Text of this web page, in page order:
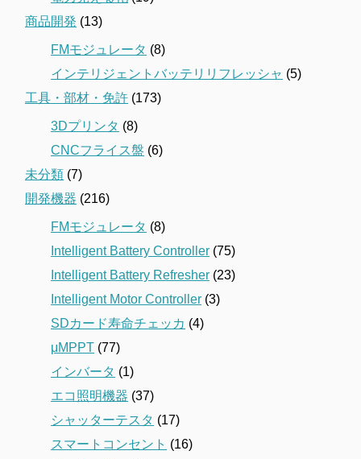
商品開発 (13)
FMモジュレータ (8)
インテリジェントバッテリリフレッシャ (5)
工具・部材・免許 (173)
3Dプリンタ (8)
CNCフライス盤 (6)
未分類 (7)
開発機器 (216)
FMモジュレータ (8)
Intelligent Battery Controller (75)
Intelligent Battery Refresher (23)
Intelligent Motor Controller (3)
SDカード寿命チェッカ (4)
μMPPT (77)
インバータ (1)
エコ照明機器 (37)
シャッターテスタ (17)
スマートコンセント (16)